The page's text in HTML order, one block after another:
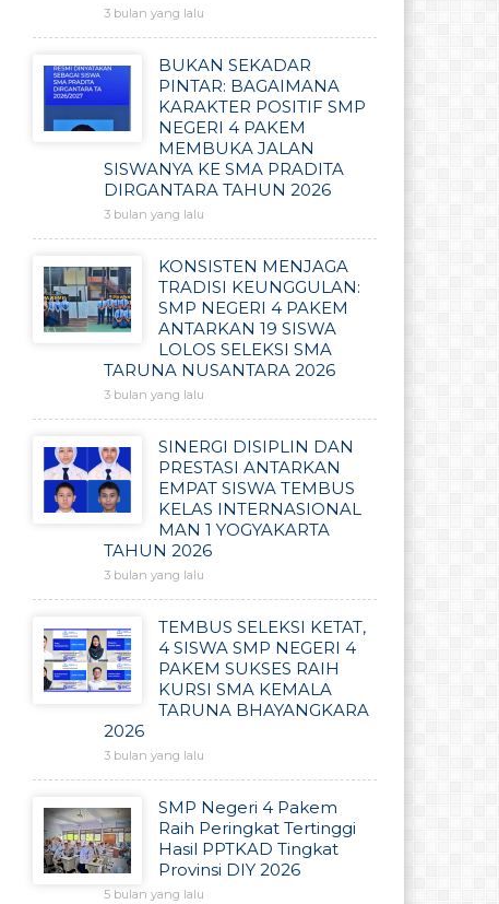
3 bulan yang lalu
BUKAN SEKADAR
PINTAR: BAGAIMANA
KARAKTER POSITIF SMP
NEGERI 4 PAKEM
MEMBUKA JALAN
SISWANYA KE SMA PRADITA
DIRGANTARA TAHUN 2026
3 bulan yang lalu
KONSISTEN MENJAGA
TRADISI KEUNGGULAN:
SMP NEGERI 4 PAKEM
ANTARKAN 19 SISWA
LOLOS SELEKSI SMA
TARUNA NUSANTARA 2026
3 bulan yang lalu
SINERGI DISIPLIN DAN
PRESTASI ANTARKAN
EMPAT SISWA TEMBUS
KELAS INTERNASIONAL
MAN 1 YOGYAKARTA
TAHUN 2026
3 bulan yang lalu
TEMBUS SELEKSI KETAT,
4 SISWA SMP NEGERI 4
PAKEM SUKSES RAIH
KURSI SMA KEMALA
TARUNA BHAYANGKARA
2026
3 bulan yang lalu
SMP Negeri 4 Pakem
Raih Peringkat Tertinggi
Hasil PPTKAD Tingkat
Provinsi DIY 2026
5 bulan yang lalu